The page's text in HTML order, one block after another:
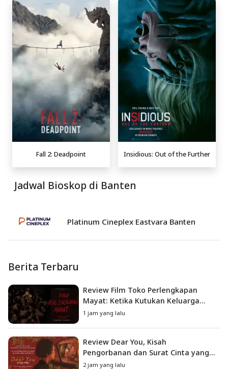
Fall 2: Deadpoint Insidious: Out of the Further
Jadwal Bioskop di Banten
Platinum Cineplex Eastvara Banten
Berita Terbaru
Review Film Toko Perlengkapan
Mayat: Ketika Kutukan Keluarga
Menjadi Sumber Teror yang
1 jam yang lalu
Review Dear You, Kisah
Pengorbanan dan Surat Cinta yang
Menyentuh Hati
2 jam yang lalu